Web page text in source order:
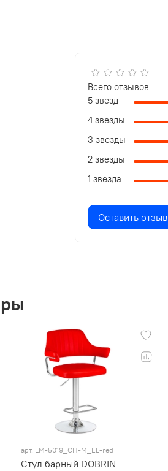
Всего отзывов
5 звезд
4 звезды
3 звезды
2 звезды
1 звезда
Оставить отзыв
арт. LM-5019_CH-M_EL-red
Стул барный DOBRIN